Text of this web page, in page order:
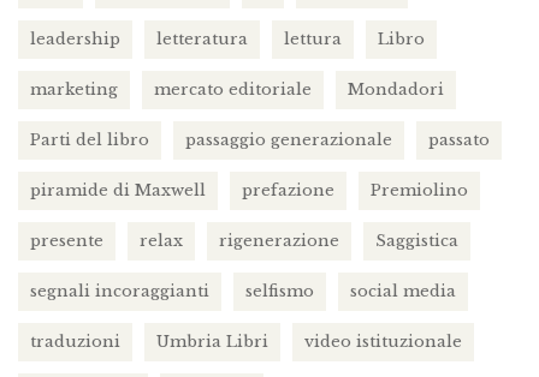
leadership letteratura lettura Libro
marketing mercato editoriale Mondadori
Parti del libro passaggio generazionale passato
piramide di Maxwell prefazione Premiolino
presente relax rigenerazione Saggistica
segnali incoraggianti selfismo social media
traduzioni Umbria Libri video istituzionale